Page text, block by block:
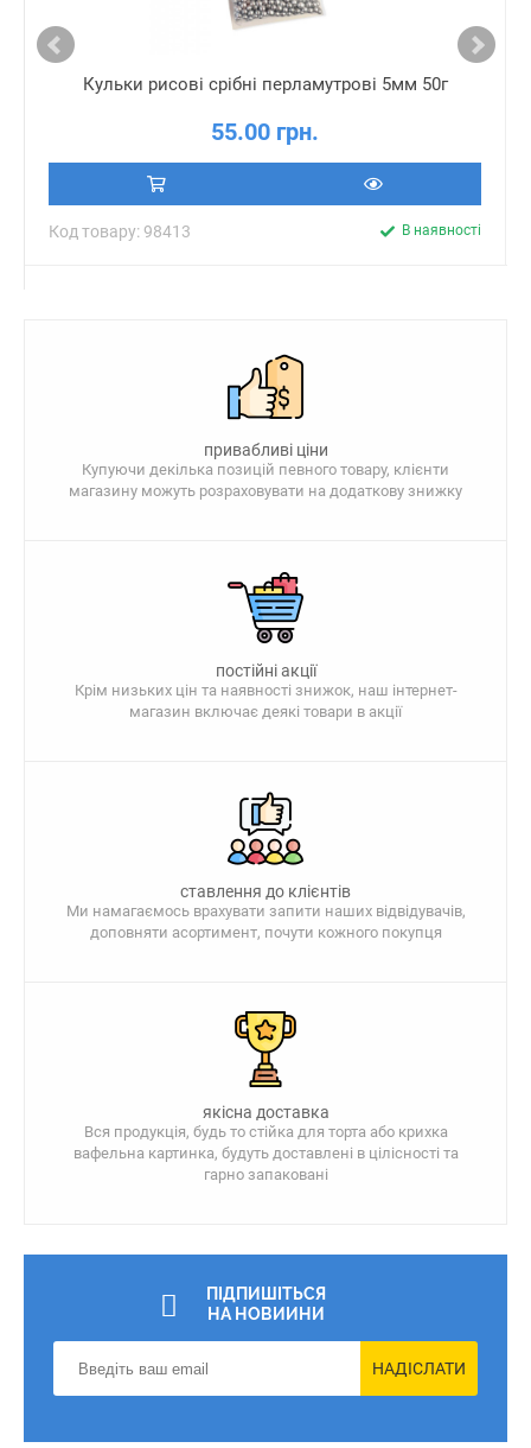
Кульки рисові срібні перламутрові 5мм 50г
55.00 грн.
Код товару: 98413 В наявності
привабливі ціни
Купуючи декілька позицій певного товару, клієнти
магазину можуть розраховувати на додаткову знижку
постійні акції
Крім низьких цін та наявності знижок, наш інтернет-
магазин включає деякі товари в акції
ставлення до клієнтів
Ми намагаємось врахувати запити наших відвідувачів,
доповняти асортимент, почути кожного покупця
якісна доставка
Вся продукція, будь то стійка для торта або крихка
вафельна картинка, будуть доставлені в цілісності та
гарно запаковані
ПІДПИШІТЬСЯ
НА НОВИИНИ
НАДІСЛАТИ